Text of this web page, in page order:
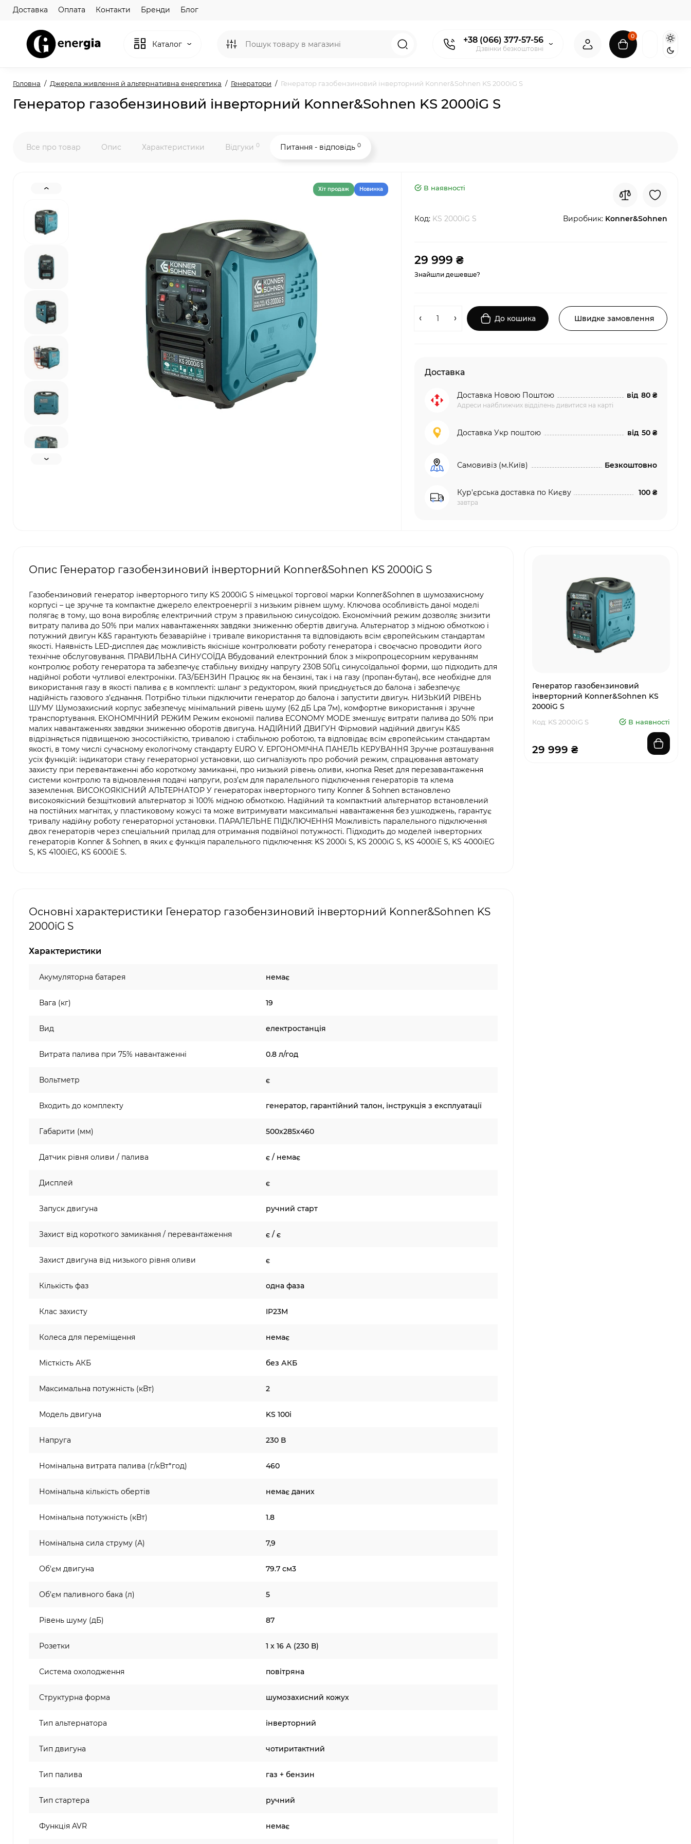
Доставка Оплата Контакти Бренди Блог
Каталог +38 (066) 377-57-56
Дзвінки безкоштовні
0
Головна Джерела живлення й альтернативна енергетика Генератори Генератор газобензиновий інверторний Konner&Sohnen KS 2000iG S
Генератор газобензиновий інверторний Konner&Sohnen KS 2000iG S
Все про товар Опис Характеристики Відгуки 0 Питання - відповідь 0
Хiт продаж Новинка В наявності
Код: KS 2000iG S Виробник: Konner&Sohnen
29 999 ₴
Знайшли дешевше?
До кошика Швидке замовлення
Доставка
Доставка Новою Поштою
Адреси найближчих відділень дивитися на карті
від 80 ₴
Доставка Укр поштою від 50 ₴
Самовивіз (м.Київ) Безкоштовно
Кур'єрська доставка по Києву
завтра
100 ₴
Опис Генератор газобензиновий інверторний Konner&Sohnen KS 2000iG S
Газобензиновий генератор інверторного типу KS 2000iG S німецької торгової марки Konner&Sohnen в шумозахисному
корпусі – це зручне та компактне джерело електроенергії з низьким рівнем шуму. Ключова особливість даної моделі
полягає в тому, що вона виробляє електричний струм з правильною синусоїдою. Економічний режим дозволяє знизити
витрату палива до 50% при малих навантаженнях завдяки зниженню обертів двигуна. Альтернатор з мідною обмоткою і
потужний двигун K&S гарантують безаварійне і тривале використання та відповідають всім європейським стандартам
якості. Наявність LED-дисплея дає можливість якісніше контролювати роботу генератора і своєчасно проводити його
технічне обслуговування. ПРАВИЛЬНА СИНУСОЇДА Вбудований електронний блок з мікропроцесорним керуванням
контролює роботу генератора та забезпечує стабільну вихідну напругу 230В 50Гц синусоїдальної форми, що підходить для
надійної роботи чутливої електроніки. ГАЗ/БЕНЗИН Працює як на бензині, так і на газу (пропан-бутан), все необхідне для
використання газу в якості палива є в комплекті: шланг з редуктором, який приєднується до балона і забезпечує
надійність газового з’єднання. Потрібно тільки підключити генератор до балона і запустити двигун. НИЗЬКИЙ РІВЕНЬ
ШУМУ Шумозахисний корпус забезпечує мінімальний рівень шуму (62 дБ Lpa 7м), комфортне використання і зручне
транспортування. ЕКОНОМІЧНИЙ РЕЖИМ Режим економії палива ECONOMY MODE зменшує витрати палива до 50% при
малих навантаженнях завдяки зниженню оборотів двигуна. НАДІЙНИЙ ДВИГУН Фірмовий надійний двигун K&S
відрізняється підвищеною зносостійкістю, тривалою і стабільною роботою, та відповідає всім європейським стандартам
якості, в тому числі сучасному екологічому стандарту EURO V. ЕРГОНОМІЧНА ПАНЕЛЬ КЕРУВАННЯ Зручне розташування
усіх функцій: індикатори стану генераторної установки, що сигналізують про робочий режим, спрацювання автомату
захисту при перевантаженні або короткому замиканні, про низький рівень оливи, кнопка Reset для перезавантаження
системи контролю та відновлення подачі напруги, роз’єм для паралельного підключення генераторів та клема
заземлення. ВИСОКОЯКІСНИЙ АЛЬТЕРНАТОР У генераторах інверторного типу Konner & Sohnen встановлено
високоякісний безщітковий альтернатор зі 100% мідною обмоткою. Надійний та компактний альтернатор встановлений
на постійних магнітах, у пластиковому кожусі та може витримувати максимальні навантаження без ушкоджень, гарантує
тривалу надійну роботу генераторної установки. ПАРАЛЕЛЬНЕ ПІДКЛЮЧЕННЯ Можливість паралельного підключення
двох генераторів через спеціальний прилад для отримання подвійної потужності. Підходить до моделей інверторних
генераторів Konner & Sohnen, в яких є функція паралельного підключення: KS 2000i S, KS 2000iG S, KS 4000iE S, KS 4000iEG
S, KS 4100iEG, KS 6000iE S.
Основні характеристики Генератор газобензиновий інверторний Konner&Sohnen KS
2000iG S
Характеристики
Акумуляторна батарея немає
Вага (кг) 19
Вид електростанція
Витрата палива при 75% навантаженні 0.8 л/год
Вольтметр є
Входить до комплекту генератор, гарантійний талон, інструкція з експлуатації
Габарити (мм) 500х285х460
Датчик рівня оливи / палива є / немає
Дисплей є
Запуск двигуна ручний старт
Захист від короткого замикання / перевантаження є / є
Захист двигуна від низького рівня оливи є
Кількість фаз одна фаза
Клас захисту IP23M
Колеса для переміщення немає
Місткість АКБ без АКБ
Максимальна потужність (кВт) 2
Модель двигуна KS 100i
Напруга 230 В
Номінальна витрата палива (г/кВт*год) 460
Номінальна кількість обертів немає даних
Номінальна потужність (кВт) 1.8
Номінальна сила струму (А) 7,9
Об'єм двигуна 79.7 см3
Об'єм паливного бака (л) 5
Рівень шуму (дБ) 87
Розетки 1 x 16 А (230 В)
Система охолодження повітряна
Структурна форма шумозахисний кожух
Тип альтернатора інверторний
Тип двигуна чотиритактний
Тип палива газ + бензин
Тип стартера ручний
Функція AVR немає
Генератор газобензиновий
інверторний Konner&Sohnen KS
2000iG S
Код: KS 2000iG S В наявності
29 999 ₴